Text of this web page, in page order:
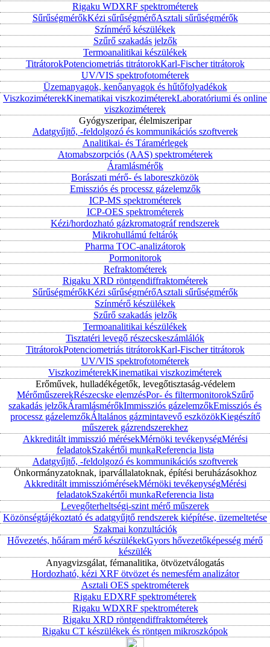
Rigaku WDXRF spektrométerek
SűrűségmérőkKézi sűrűségmérőAsztali sűrűségmérők
Színmérő készülékek
Szűrő szakadás jelzők
Termoanalitikai készülékek
TitrátorokPotenciometriás titrátorokKarl-Fischer titrátorok
UV/VIS spektrofotométerek
Üzemanyagok, kenőanyagok és hűtőfolyadékok
ViszkoziméterekKinematikai viszkoziméterekLaboratóriumi és online
viszkoziméterek
Gyógyszeripar, élelmiszeripar
Adatgyűjtő, -feldolgozó és kommunikációs szoftverek
Analitikai- és Táramérlegek
Atomabszorpciós (AAS) spektrométerek
Áramlásmérők
Borászati mérő- és laboreszközök
Emissziós és processz gázelemzők
ICP-MS spektrométerek
ICP-OES spektrométerek
Kézi/hordozható gázkromatográf rendszerek
Mikrohullámú feltárók
Pharma TOC-analizátorok
Pormonitorok
Refraktométerek
Rigaku XRD röntgendiffraktométerek
SűrűségmérőkKézi sűrűségmérőAsztali sűrűségmérők
Színmérő készülékek
Szűrő szakadás jelzők
Termoanalitikai készülékek
Tisztatéri levegő részecskeszámlálók
TitrátorokPotenciometriás titrátorokKarl-Fischer titrátorok
UV/VIS spektrofotométerek
ViszkoziméterekKinematikai viszkoziméterek
Erőművek, hulladékégetők, levegőtisztaság-védelem
MérőműszerekRészecske elemzésPor- és filtermonitorokSzűrő
szakadás jelzőkÁramlásmérőkImmissziós gázelemzőkEmissziós és
processz gázelemzőkÁltalános gázmintavevő eszközökKiegészítő
műszerek gázrendszerekhez
Akkreditált immisszió mérésekMérnöki tevékenységMérési
feladatokSzakértői munkaReferencia lista
Adatgyűjtő, -feldolgozó és kommunikációs szoftverek
Önkormányzatoknak, iparvállalatoknak, építési beruházásokhoz
Akkreditált immissziómérésekMérnöki tevékenységMérési
feladatokSzakértői munkaReferencia lista
Levegőterheltségi-szint mérő műszerek
Közönségtájékoztató és adatgyűjtő rendszerek kiépítése, üzemeltetése
Szakmai konzultációk
Hővezetés, hőáram mérő készülékekGyors hővezetőképesség mérő
készülék
Anyagvizsgálat, fémanalitika, ötvözetválogatás
Hordozható, kézi XRF ötvözet és nemesfém analizátor
Asztali OES spektrométerek
Rigaku EDXRF spektrométerek
Rigaku WDXRF spektrométerek
Rigaku XRD röntgendiffraktométerek
Rigaku CT készülékek és röntgen mikroszkópok